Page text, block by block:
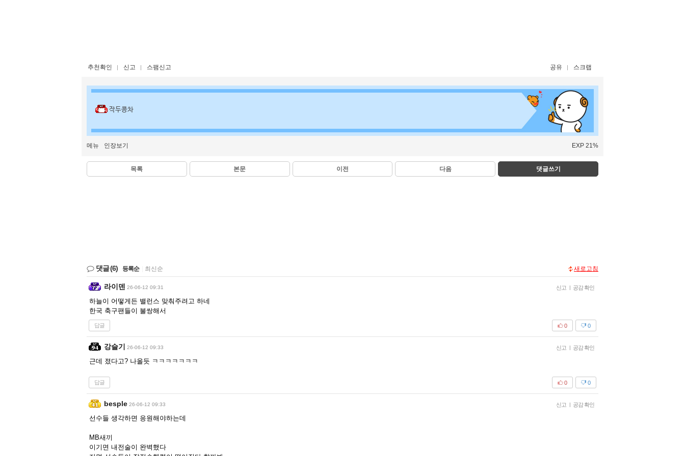
추천확인 신고 스팸신고 공유 스크랩
작두콩차
메뉴 인장보기 EXP 21%
목록 본문 이전 다음 댓글쓰기
댓글(6) 등록순 최신순 새로고침
라이덴 26-06-12 09:31 신고 공감 확인
하늘이 어떻게든 밸런스 맞춰주려고 하네
한국 축구팬들이 불쌍해서
답글 0
0
강슬기 26-06-12 09:33 신고 공감 확인
근데 졌다고? 나올듯 ㅋㅋㅋㅋㅋㅋㅋ
답글 0
0
besple 26-06-12 09:33 신고 공감 확인
선수들 생각하면 응원해야하는데
MB새끼
이기면 내전술이 완벽했다